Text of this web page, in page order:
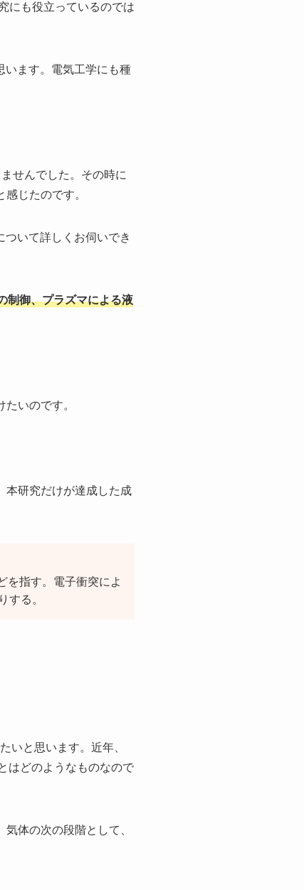
にも役立っているのでは
います。電気工学にも種
せんでした。その時に
じたのです。
いて詳しくお伺いでき
制御、プラズマによる液
いのです。
本研究だけが達成した成
を指す。電子衝突によ
する。
いと思います。近年、
はどのようなものなので
体の次の段階として、